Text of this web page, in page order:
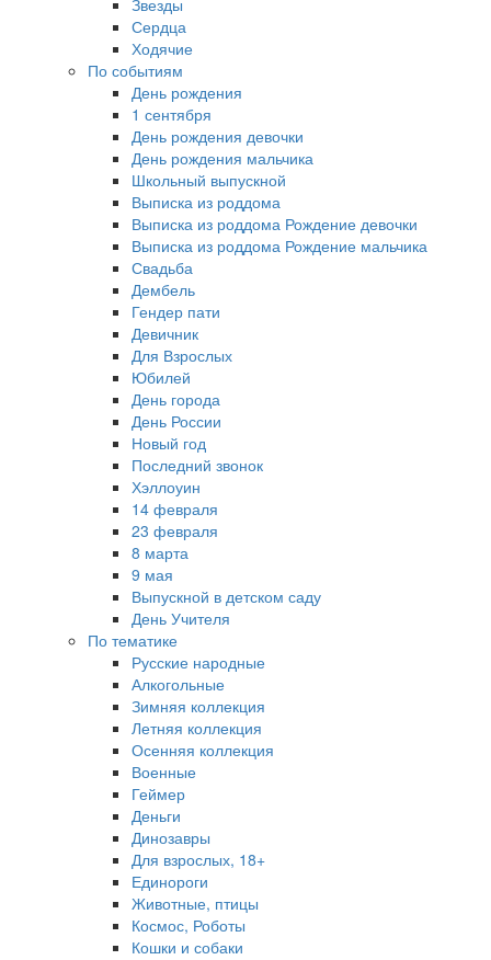
Звезды
Сердца
Ходячие
По событиям
День рождения
1 сентября
День рождения девочки
День рождения мальчика
Школьный выпускной
Выписка из роддома
Выписка из роддома Рождение девочки
Выписка из роддома Рождение мальчика
Свадьба
Дембель
Гендер пати
Девичник
Для Взрослых
Юбилей
День города
День России
Новый год
Последний звонок
Хэллоуин
14 февраля
23 февраля
8 марта
9 мая
Выпускной в детском саду
День Учителя
По тематике
Русские народные
Алкогольные
Зимняя коллекция
Летняя коллекция
Осенняя коллекция
Военные
Геймер
Деньги
Динозавры
Для взрослых, 18+
Единороги
Животные, птицы
Космос, Роботы
Кошки и собаки